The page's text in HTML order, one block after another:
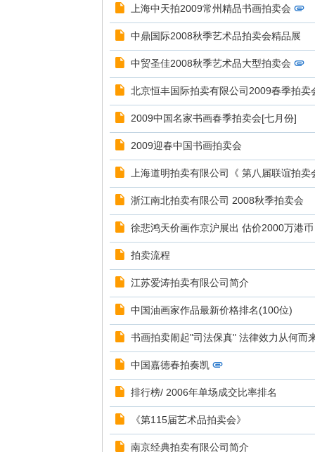
上海中天拍2009常州精品书画拍卖会
中鼎国际2008秋季艺术品拍卖会精品展
中贸圣佳2008秋季艺术品大型拍卖会
北京恒丰国际拍卖有限公司2009春季拍卖
2009中国名家书画春季拍卖会[七月份]
2009迎春中国书画拍卖会
上海道明拍卖有限公司《 第八届联谊拍卖
浙江南北拍卖有限公司 2008秋季拍卖会
徐悲鸿天价画作京沪展出 估价2000万港币
拍卖流程
江苏爱涛拍卖有限公司简介
中国油画家作品最新价格排名(100位)
书画拍卖闹起"司法保真" 法律效力从何而
中国嘉德春拍奏凯
排行榜/ 2006年单场成交比率排名
《第115届艺术品拍卖会》
南京经典拍卖有限公司简介